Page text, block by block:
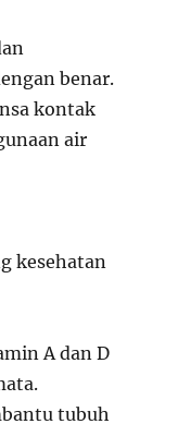
benar.
kontak
air
kesehatan
A dan D
tubuh